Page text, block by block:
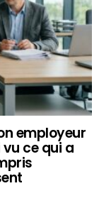
employeur
vu ce qui a